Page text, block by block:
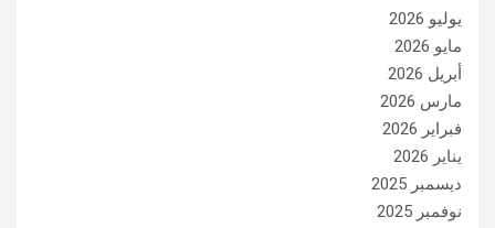
يوليو 2026
مايو 2026
أبريل 2026
مارس 2026
فبراير 2026
يناير 2026
ديسمبر 2025
نوفمبر 2025